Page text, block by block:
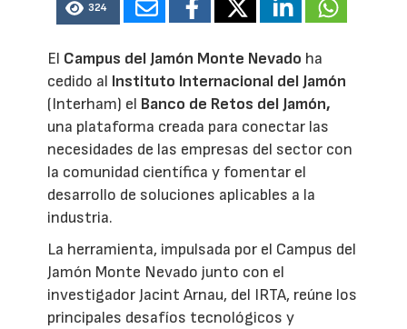
324
El Campus del Jamón Monte Nevado ha
cedido al Instituto Internacional del Jamón
(Interham) el Banco de Retos del Jamón,
una plataforma creada para conectar las
necesidades de las empresas del sector con
la comunidad científica y fomentar el
desarrollo de soluciones aplicables a la
industria.
La herramienta, impulsada por el Campus del
Jamón Monte Nevado junto con el
investigador Jacint Arnau, del IRTA, reúne los
principales desafíos tecnológicos y